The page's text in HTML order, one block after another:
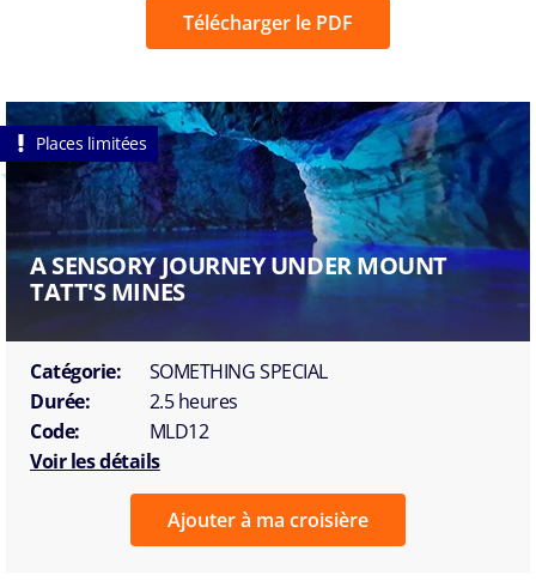
Télécharger le PDF
Places limitées
A SENSORY JOURNEY UNDER MOUNT
TATT'S MINES
Catégorie:
SOMETHING SPECIAL
Durée:
2.5 heures
Code:
MLD12
Voir les détails
Ajouter à ma croisière